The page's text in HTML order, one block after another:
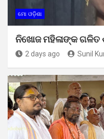
ମୋ ଓଡ଼ିଶା
ନିଖୋଜ ମହିଳାଙ୍କ ଗଳିତ
2 days ago Sunil